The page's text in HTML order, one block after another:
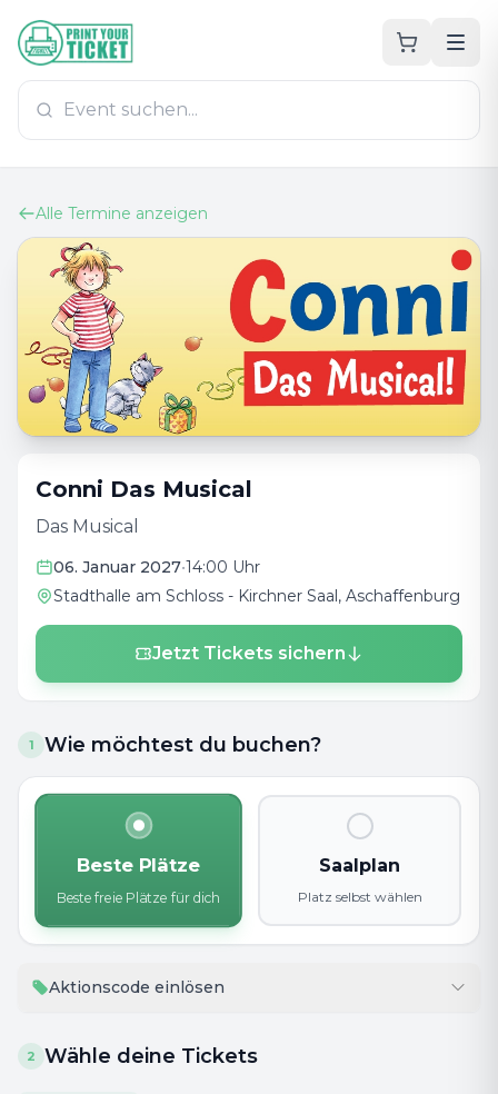
Zum Hauptinhalt
PrintYourTicket
Alle Termine anzeigen
Conni Das Musical
Das Musical
06. Januar 2027•14:00 Uhr
Stadthalle am Schloss - Kirchner Saal, Aschaffenburg
Jetzt Tickets sichern
1 Wie möchtest du buchen?
Beste Plätze
Beste freie Plätze für dich
Saalplan
Platz selbst wählen
Aktionscode einlösen
2 Wähle deine Tickets